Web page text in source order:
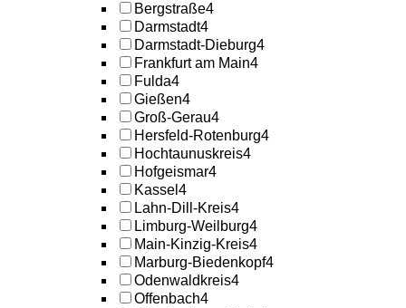
Bergstraße4
Darmstadt4
Darmstadt-Dieburg4
Frankfurt am Main4
Fulda4
Gießen4
Groß-Gerau4
Hersfeld-Rotenburg4
Hochtaunuskreis4
Hofgeismar4
Kassel 4
Lahn-Dill-Kreis4
Limburg-Weilburg4
Main-Kinzig-Kreis4
Marburg-Biedenkopf4
Odenwaldkreis4
Offenbach4